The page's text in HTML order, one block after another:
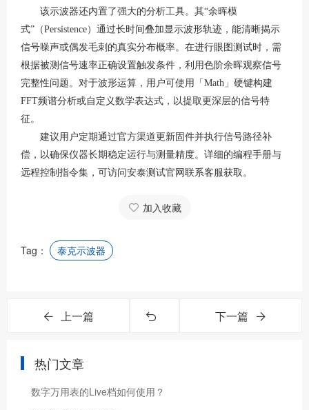
该示波器还内置了强大的分析工具。其“余晖模
式”（Persistence）通过长时间叠加显示波形轨迹，能清晰揭示
信号噪声或偶发毛刺的真实分布概率。在进行眼图测试时，需
根据被测信号速率正确设置触发条件，利用色阶余晖观察信号
完整性问题。对于波形运算，用户可使用「 Math」硬键构建
FFT频谱分析或自定义数学表达式，以提取更深层的信号特
征。
建议用户定期通过官方渠道更新固件并执行信号路径补
偿，以确保仪器长期稳定运行与测量精度。详细的编程手册与
远程控制指令集，可访问安泰测试官网联系客服获取 。
加入收藏
Tag： 泰克示波器
上一篇 下一篇
热门文章
数字万用表的Live档如何使用？